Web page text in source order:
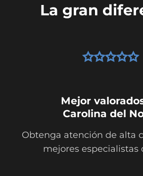
La gran
Mejor
Carolina del
Obtenga atención de alta
mejores especialistas